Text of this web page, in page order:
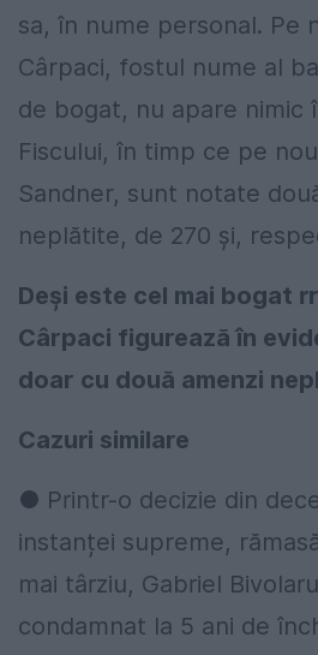
sa, în nume personal. Pe
Cârpaci, fostul nume al
de bogat, nu apare nimic
Fiscului, în timp ce pe
Sandner, sunt notate
neplătite, de 270 și,
Deși este cel mai bogat
Cârpaci figurează în
doar cu două amenzi
Cazuri similare
● Printr-o decizie din
instanței supreme,
mai târziu, Gabriel
condamnat la 5 ani de